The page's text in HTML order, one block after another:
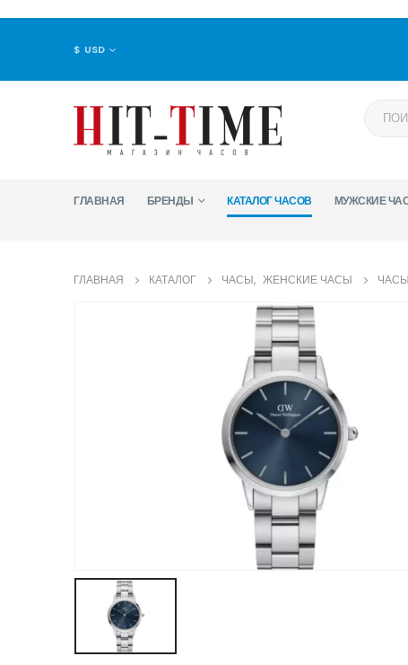
$ USD
ГЛАВНАЯ БРЕНДЫ КАТАЛОГ ЧАСОВ МУЖСКИЕ
ГЛАВНАЯ КАТАЛОГ ЧАСЫ, ЖЕНСКИЕ ЧАСЫ ЧАСЫ